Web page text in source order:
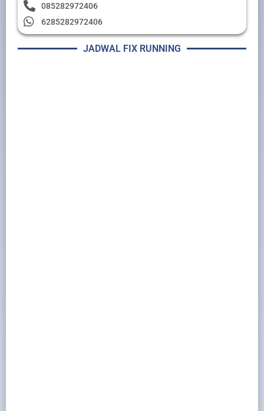
085282972406
6285282972406
JADWAL FIX RUNNING